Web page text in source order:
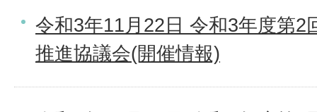
令和3年11月22日 令和3年度第
推進協議会(開催情報)